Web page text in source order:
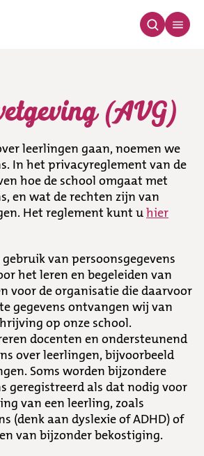
(AVG)
leerlingen gaan, noemen we
In het privacyreglement van de
hoe de school omgaat met
en wat de rechten zijn van
Het reglement kunt uhier
van persoonsgegevens
het leren en begeleiden van
voor de organisatie die daarvoor
gegevens ontvangen wij van
op onze school.
docenten en ondersteunend
over leerlingen, bijvoorbeeld
Soms worden bijzondere
geregistreerd als dat nodig voor
van een leerling, zoals
(denk aan dyslexie of ADHD) of
van bijzonder bekostiging.